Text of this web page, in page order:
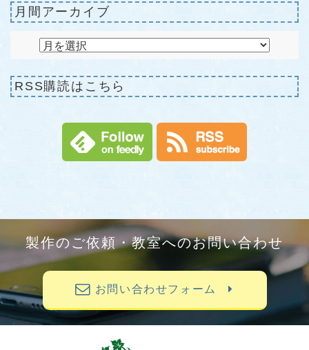
月間アーカイブ
RSS購読はこちら
製作のご依頼・教室へのお問い合わせ
お問い合わせフォーム